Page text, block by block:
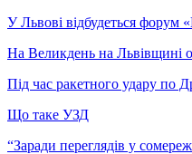
У Львові відбудеться форум
На Великдень на Львівщині
Під час ракетного удару по
Що таке УЗД
“Заради переглядів у